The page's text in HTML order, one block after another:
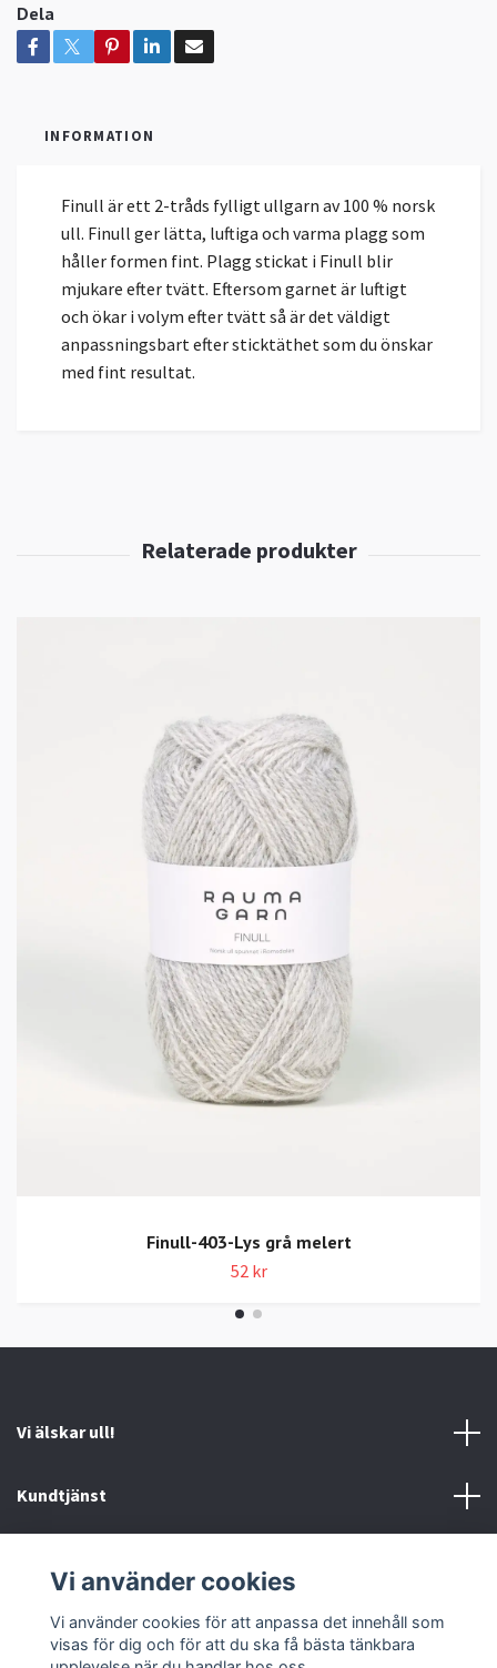
Dela
INFORMATION
Finull är ett 2-tråds fylligt ullgarn av 100 % norsk
ull. Finull ger lätta, luftiga och varma plagg som
håller formen fint. Plagg stickat i Finull blir
mjukare efter tvätt. Eftersom garnet är luftigt
och ökar i volym efter tvätt så är det väldigt
anpassningsbart efter sticktäthet som du önskar
med fint resultat.
Finull-403-Lys grå melert
52 kr
Vi älskar ull!
Kundtjänst
Sociala medier
Vi använder cookies
Vi använder cookies för att anpassa det innehåll som
visas för dig och för att du ska få bästa tänkbara